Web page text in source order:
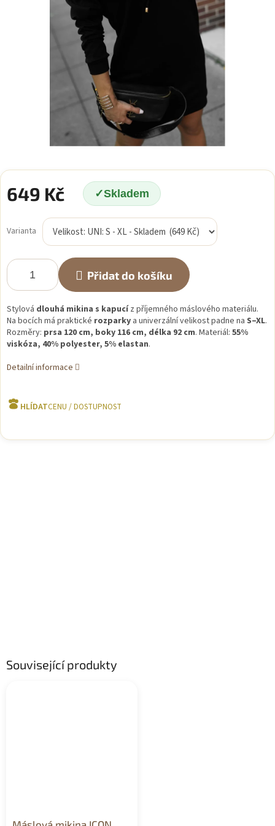
649 Kč Skladem
cena:
Varianta
Přidat do košíku
Stylová dlouhá mikina s kapucíz příjemného máslového materiálu.
Na bocích má praktické rozparky a univerzální velikost padne na S–XL.
Rozměry: prsa 120 cm, boky 116 cm, délka 92 cm. Materiál: 55%
viskóza, 40% polyester, 5% elastan.
Detailní informace
HLÍDAT
Související produkty